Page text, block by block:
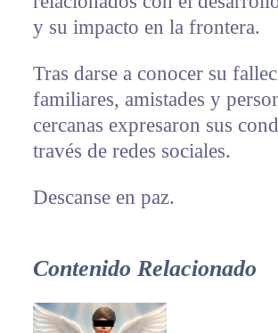
y su impacto en la frontera.
Tras darse a conocer su
familiares, amistades y
cercanas expresaron sus
través de redes sociales.
Descanse en paz.
Contenido Relacionado